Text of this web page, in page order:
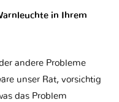
in Ihrem
andere Probleme
unser Rat, vorsichtig
das Problem